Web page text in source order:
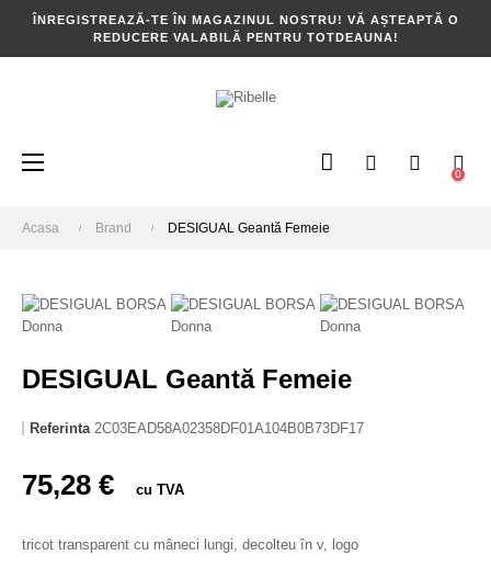
ÎNREGISTREAZĂ-TE ÎN MAGAZINUL NOSTRU! VĂ AȘTEAPTĂ O
REDUCERE VALABILĂ PENTRU TOTDEAUNA!
Toggle
☰ 0
Acasa Brand DESIGUAL Geantă Femeie
DESIGUAL Geantă Femeie
Referinta 2C03EAD58A02358DF01A104B0B73DF17
75,28 € cu TVA
tricot transparent cu mâneci lungi, decolteu în v, logo